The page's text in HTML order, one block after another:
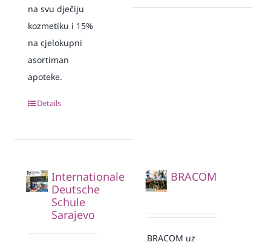
na svu dječiju
kozmetiku i 15%
na cjelokupni
asortiman
apoteke.
Details
Internationale
Deutsche
Schule
Sarajevo
BRACOM
BRACOM uz